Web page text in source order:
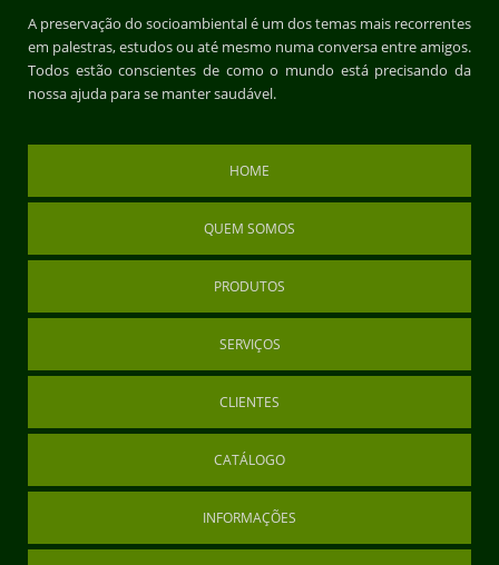
A preservação do socioambiental é um dos temas mais recorrentes
em palestras, estudos ou até mesmo numa conversa entre amigos.
Todos estão conscientes de como o mundo está precisando da
nossa ajuda para se manter saudável.
HOME
QUEM SOMOS
PRODUTOS
SERVIÇOS
CLIENTES
CATÁLOGO
INFORMAÇÕES